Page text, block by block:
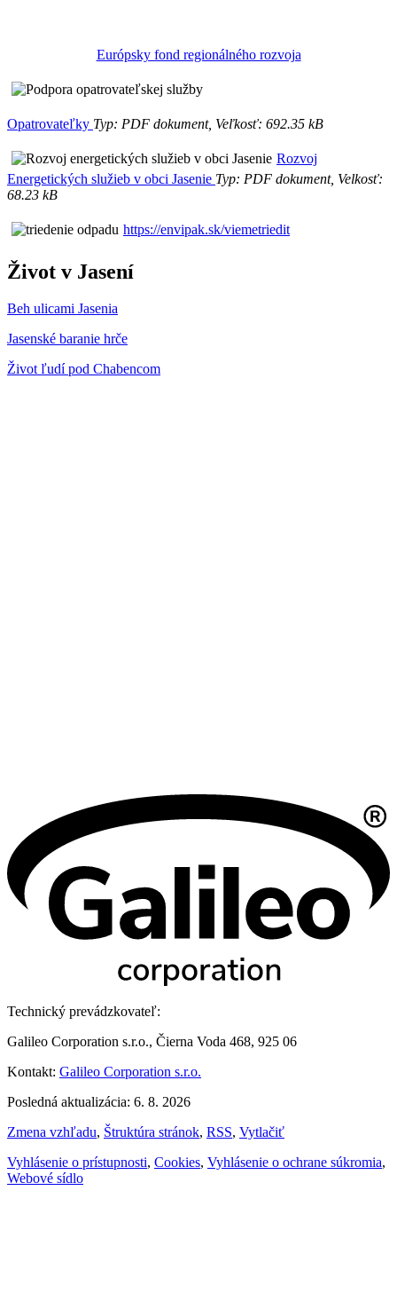
Európsky fond regionálného rozvoja
Opatrovateľky Typ: PDF dokument, Veľkosť: 692.35 kB
Rozvoj
Energetických služieb v obci Jasenie Typ: PDF dokument, Velkosť:
68.23 kB
https://envipak.sk/viemetriedit
Život v Jasení
Beh ulicami Jasenia
Jasenské baranie hrče
Život ľudí pod Chabencom
Technický prevádzkovateľ:
Galileo Corporation s.r.o., Čierna Voda 468, 925 06
Kontakt: Galileo Corporation s.r.o.
Posledná aktualizácia: 6. 8. 2026
Zmena vzhľadu, Štruktúra stránok, RSS, Vytlačiť
Vyhlásenie o prístupnosti, Cookies, Vyhlásenie o ochrane súkromia,
Webové sídlo